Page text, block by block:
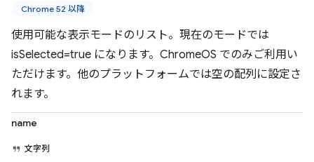
Chrome 52 以降
使用可能な表示モードのリスト。現在のモードでは
isSelected=true になります。ChromeOS でのみご利用い
ただけます。他のプラットフォームでは空の配列に設定さ
れます。
name
文字列